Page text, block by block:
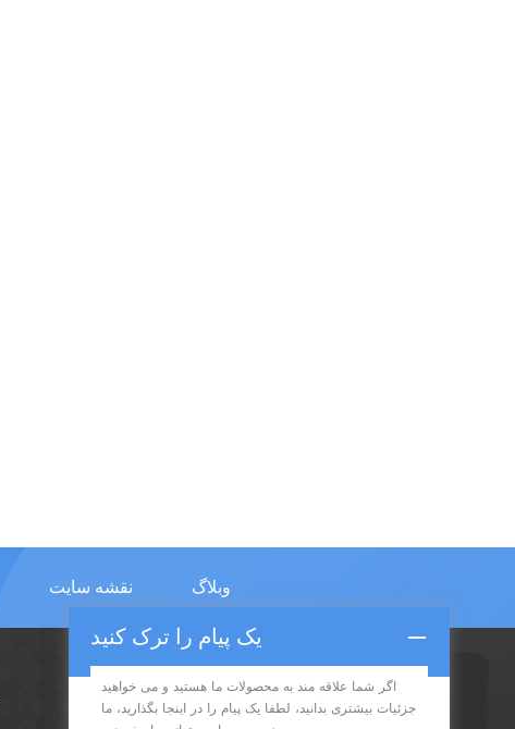
نقشه سایت وبلاگ
اشتراک در
یک پیام را ترک کنید
اگر شما علاقه مند به محصولات ما هستید و می خواهید
جزئیات بیشتری بدانید، لطفا یک پیام را در اینجا بگذارید، ما